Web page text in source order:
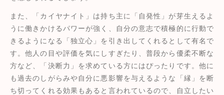
また、「カイヤナイト」は持ち主に「自発性」が芽生えるよ
うに働きかけるパワーが強く、自分の意志で積極的に行動で
きるようになる「独立心」を引き出してくれるとして有名で
す。他人の目や評価を気にしすぎたり、普段から優柔不断な
方など、「決断力」を求めている方にはぴったりです。他に
も過去のしがらみや自分に悪影響を与えるような「縁」を断
ち切ってくれる効果もあると言われているので、自立したい